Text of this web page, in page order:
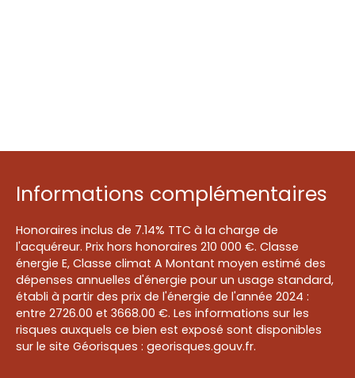
Informations complémentaires
Honoraires inclus de 7.14% TTC à la charge de
l'acquéreur. Prix hors honoraires 210 000 €. Classe
énergie E, Classe climat A Montant moyen estimé des
dépenses annuelles d'énergie pour un usage standard,
établi à partir des prix de l'énergie de l'année 2024 :
entre 2726.00 et 3668.00 €. Les informations sur les
risques auxquels ce bien est exposé sont disponibles
sur le site Géorisques : georisques.gouv.fr.